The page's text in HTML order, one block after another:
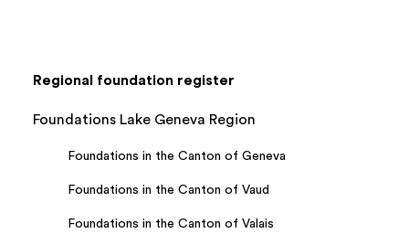
Regional foundation register
Foundations Lake Geneva Region
Foundations in the Canton of Geneva
Foundations in the Canton of Vaud
Foundations in the Canton of Valais